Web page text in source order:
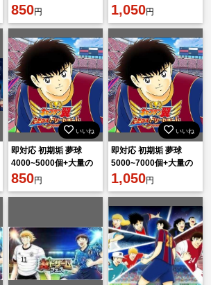
リソース！
850円
リソース！
1,050円
いいね
即対応 初期垢 夢球
4000~5000個+大量の
リソース！
850円
いいね
即対応 初期垢 夢球
5000~7000個+大量の
リソース！
1,050円